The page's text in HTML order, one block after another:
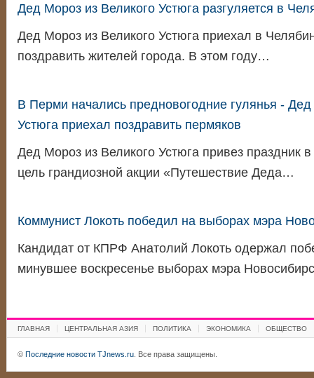
Дед Мороз из Великого Устюга разгуляется в
Дед Мороз из Великого Устюга приехал в
поздравить жителей города. В этом году…
В Перми начались предновогодние гулянья -
Устюга приехал поздравить пермяков
Дед Мороз из Великого Устюга привез праздник
цель грандиозной акции «Путешествие Деда…
Коммунист Локоть победил на выборах мэра
Кандидат от КПРФ Анатолий Локоть одержал
минувшее воскресенье выборах мэра
ГЛАВНАЯ ЦЕНТРАЛЬНАЯ АЗИЯ ПОЛИТИКА ЭКОНОМИКА ОБЩЕСТВО
© Последние новости TJnews.ru. Все права защищены.